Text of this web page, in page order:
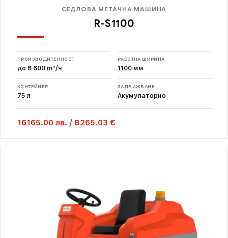
СЕДЛОВА МЕТАЧНА МАШИНА
R-S1100
ПРОИЗВОДИТЕЛНОСТ
до 6 600 m²/ч
РАБОТНА ШИРИНА
1100 мм
КОНТЕЙНЕР
75 л
ЗАДВИЖВАНЕ
Акумулаторно
16165.00 лв. / 8265.03 €